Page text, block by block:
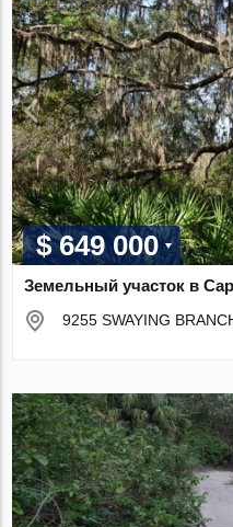
$ 649 000
Земельный участок в
9255 SWAYING